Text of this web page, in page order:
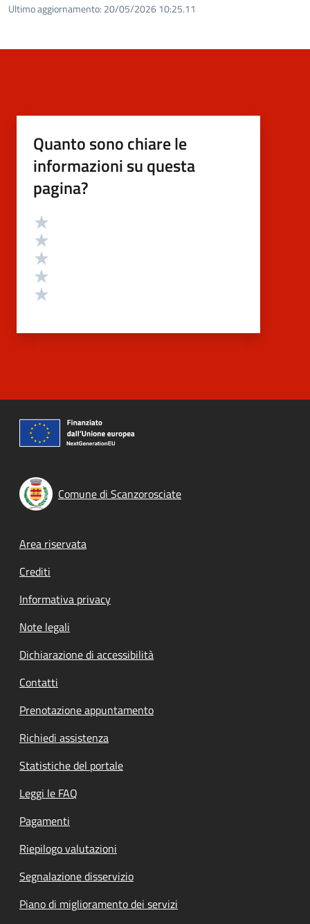
Ultimo aggiornamento: 20/05/2026 10:25.11
Quanto sono chiare le
informazioni su questa
pagina?
Valutazione
Comune di Scanzorosciate
Footer menu
Area riservata
Crediti
Informativa privacy
Note legali
Dichiarazione di accessibilità
Contatti
Prenotazione appuntamento
Richiedi assistenza
Statistiche del portale
Leggi le FAQ
Pagamenti
Riepilogo valutazioni
Segnalazione disservizio
Piano di miglioramento dei servizi